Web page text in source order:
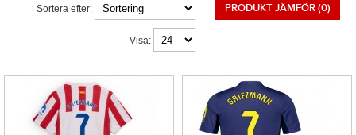
PRODUKT JÄMFÖR (0)
Sortera efter:
Visa: